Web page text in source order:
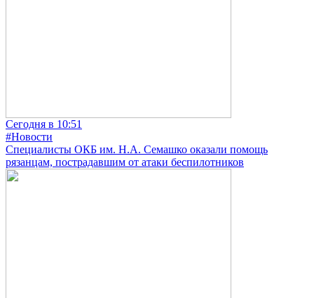
Сегодня в 10:51
#Новости
Специалисты ОКБ им. Н.А. Семашко оказали помощь
рязанцам, пострадавшим от атаки беспилотников